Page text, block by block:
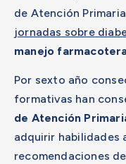
de Atención
jornadas sobre
manejo
Por sexto año
formativas han
de Atención
adquirir habilidades
recomendaciones